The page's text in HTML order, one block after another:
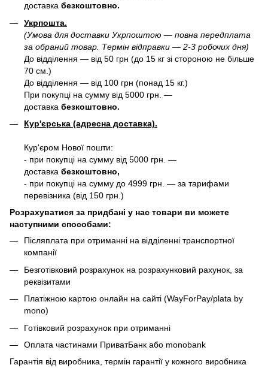
доставка безкоштовно.
Укрпошта.
(Умова для доставки Укрпоштою — повна передплата
за обраний товар. Термін відправки — 2-3 робочих дня)
До відділення — від 50 грн (до 15 кг зі стороною не більше
70 см.)
До відділення — від 100 грн (понад 15 кг.)
При покупці на сумму від 5000 грн. —
доставка безкоштовно.
Кур'єрська (адресна доставка).
Кур'єром Нової пошти:
- при покупці на сумму від 5000 грн. —
доставка безкоштовно,
- при покупці на сумму до 4999 грн. — за тарифами
перевізника (від 150 грн.)
Розрахуватися за придбані у нас товари ви можете
наступними способами:
Післяплата при отриманні на відділенні транспортної
компанії
Безготівковий розрахунок на розрахунковий рахунок, за
реквізитами
Платіжною картою онлайн на сайті (WayForPay/plata by
mono)
Готівковий розрахунок при отриманні
Оплата частинами ПриватБанк або monobank
Гарантія від виробника, термін гарантії у кожного виробника